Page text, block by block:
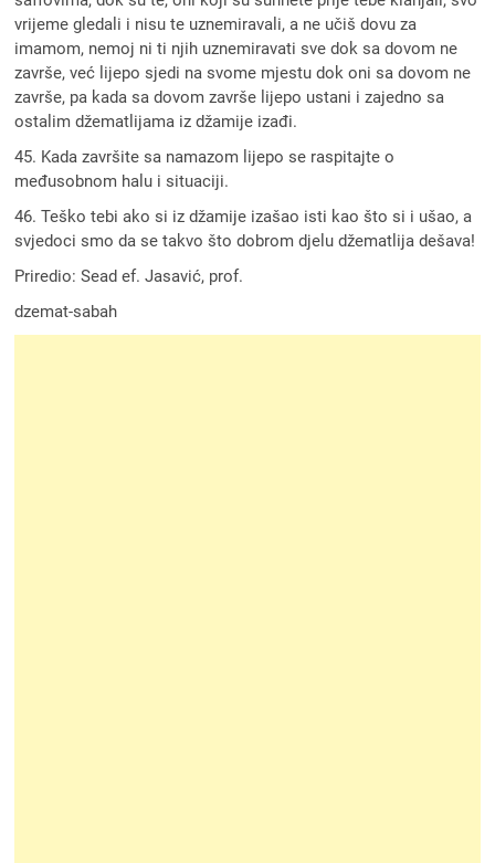
vrijeme gledali i nisu te uznemiravali, a ne učiš dovu za
imamom, nemoj ni ti njih uznemiravati sve dok sa dovom ne
završe, već lijepo sjedi na svome mjestu dok oni sa dovom ne
završe, pa kada sa dovom završe lijepo ustani i zajedno sa
ostalim džematlijama iz džamije izađi.
45. Kada završite sa namazom lijepo se raspitajte o
međusobnom halu i situaciji.
46. Teško tebi ako si iz džamije izašao isti kao što si i ušao, a
svjedoci smo da se takvo što dobrom djelu džematlija dešava!
Priredio: Sead ef. Jasavić, prof.
dzemat-sabah